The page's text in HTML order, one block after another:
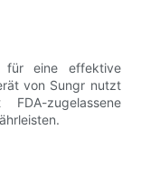
für eine effektive
von Sungr nutzt
zugelassene